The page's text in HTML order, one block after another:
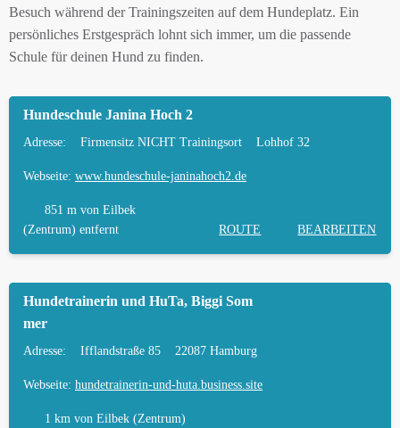
HUNDEFREUNDLICHE ORTE UND
FREILAUFFLÄCHEN IN EILBEK
HUNDEPLATZ MIETEN FÜR EINEN SICHEREN
FREILAUF
HÄUFIGE FRAGEN ZUR HUNDESCHULE IN
EILBEK
TIERARZT UND NOTFALLTIERARZT IN EILBEK
Besuch während der Trainingszeiten auf dem Hundeplatz. Ein
persönliches Erstgespräch lohnt sich immer, um die passende
Schule für deinen Hund zu finden.
Hundeschule Janina Hoch 2
Adresse: Firmensitz NICHT Trainingsort Lohhof 32
Webseite: www.hundeschule-janinahoch2.de
851 m von Eilbek
(Zentrum) entfernt
ROUTE BEARBEITEN
Hundetrainerin und HuTa, Biggi Som
mer
Adresse: Ifflandstraße 85 22087 Hamburg
Webseite: hundetrainerin-und-huta.business.site
1 km von Eilbek (Zentrum)